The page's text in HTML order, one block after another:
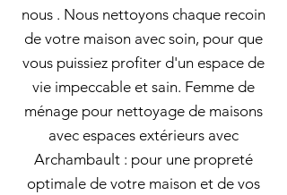
nous . Nous nettoyons chaque recoin
de votre maison avec soin, pour que
vous puissiez profiter d'un espace de
vie impeccable et sain. Femme de
ménage pour nettoyage de maisons
avec espaces extérieurs avec
Archambault : pour une propreté
optimale de votre maison et de vos